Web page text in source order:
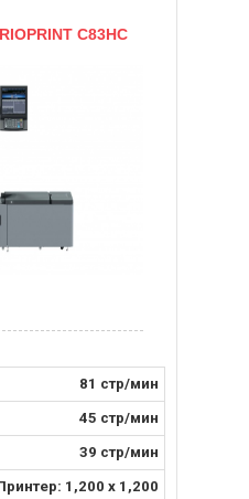
C83HC
81 стр/мин
45 стр/мин
39 стр/мин
1,200 x 1,200